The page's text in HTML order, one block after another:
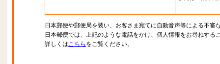
日本郵便や郵便局を装い、お客さま宛てに自動音声等による不審
日本郵便では、上記のような電話をかけ、個人情報をお尋ねする
詳しくはこちら をご覧ください。